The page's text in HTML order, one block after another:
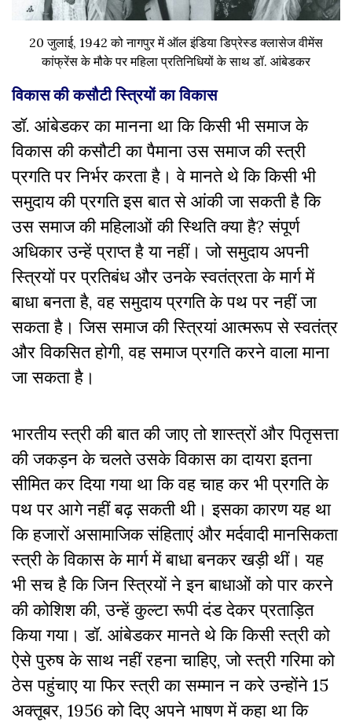
20 जुलाई, 1942 को नागपुर में ऑल इंडिया डिप्रेस्ड क्लासेज वीमेंस
कांफ्रेंस के मौके पर महिला प्रतिनिधियों के साथ डॉ. आंबेडकर
विकास की कसौटी स्त्रियों का विकास
डॉ. आंबेडकर का मानना था कि किसी भी समाज के
विकास की कसौटी का पैमाना उस समाज की स्त्री
प्रगति पर निर्भर करता है। वे मानते थे कि किसी भी
समुदाय की प्रगति इस बात से आंकी जा सकती है कि
उस समाज की महिलाओं की स्थिति क्या है? संपूर्ण
अधिकार उन्हें प्राप्त है या नहीं। जो समुदाय अपनी
स्त्रियों पर प्रतिबंध और उनके स्वतंत्रता के मार्ग में
बाधा बनता है, वह समुदाय प्रगति के पथ पर नहीं जा
सकता है। जिस समाज की स्त्रियां आत्मरूप से स्वतंत्र
और विकसित होगी, वह समाज प्रगति करने वाला माना
जा सकता है।
भारतीय स्त्री की बात की जाए तो शास्त्रों और पितृसत्ता
की जकड़न के चलते उसके विकास का दायरा इतना
सीमित कर दिया गया था कि वह चाह कर भी प्रगति के
पथ पर आगे नहीं बढ़ सकती थी। इसका कारण यह था
कि हजारों असामाजिक संहिताएं और मर्दवादी मानसिकता
स्त्री के विकास के मार्ग में बाधा बनकर खड़ी थीं। यह
भी सच है कि जिन स्त्रियों ने इन बाधाओं को पार करने
की कोशिश की, उन्हें कुल्टा रूपी दंड देकर प्रताड़ित
किया गया। डॉ. आंबेडकर मानते थे कि किसी स्त्री को
ऐसे पुरुष के साथ नहीं रहना चाहिए, जो स्त्री गरिमा को
ठेस पहुंचाए या फिर स्त्री का सम्मान न करे उन्होंने 15
अक्तूबर, 1956 को दिए अपने भाषण में कहा था कि